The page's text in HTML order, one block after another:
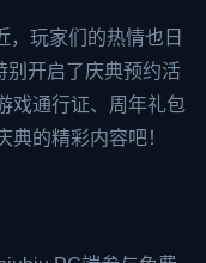
，玩家们的热情也日
别开启了庆典预约活
戏通行证、周年礼包
的精彩内容吧！